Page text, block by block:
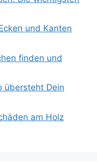
und Kanten
finden und
übersteht Dein
am Holz